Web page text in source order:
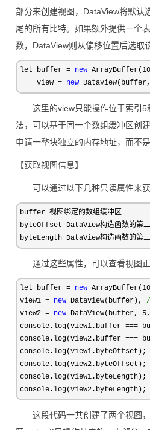
部分来创建视图，DataView将默认
尾的所有比特。如果额外提供一个
数，DataView则从偏移位置后选取
let buffer = new ArrayBuffer(10
    view
= new
这里的view只能操作位于索引5
法，可以基于同一个数组缓冲区创
申请一整块独立的内存地址，而不
【获取视图信息】
可以通过以下几种只读属性来获
buffer 视图绑定的数组缓冲区
byteOffset DataView构造函数的第二
byteLength DataView构造函数的第
通过这些属性，可以查看视图正
let buffer = new ArrayBuffer(10
view1 = new DataView(buffer),
view2 = new DataView(buffer,
console.log(view1.buffer ===
console.log(view2.buffer ===
console.log(view1.byteOffset);
console.log(view2.byteOffset);
console.log(view1.byteLength);
console.log(view2.byteLength);
这段代码一共创建了两个视图，